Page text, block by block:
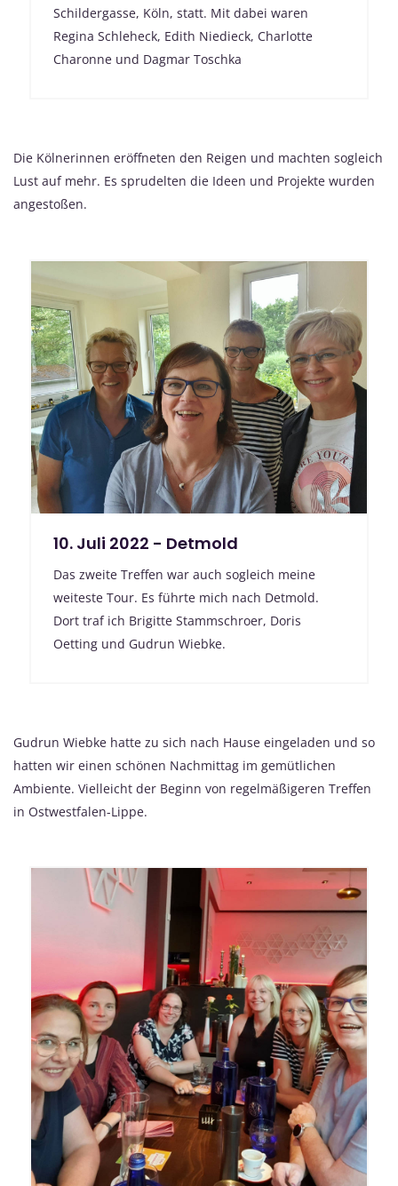
Schildergasse, Köln, statt. Mit dabei waren
Regina Schleheck, Edith Niedieck, Charlotte
Charonne und Dagmar Toschka
Die Kölnerinnen eröffneten den Reigen und machten sogleich
Lust auf mehr. Es sprudelten die Ideen und Projekte wurden
angestoßen.
10. Juli 2022 - Detmold
Das zweite Treffen war auch sogleich meine
weiteste Tour. Es führte mich nach Detmold.
Dort traf ich Brigitte Stammschroer, Doris
Oetting und Gudrun Wiebke.
Gudrun Wiebke hatte zu sich nach Hause eingeladen und so
hatten wir einen schönen Nachmittag im gemütlichen
Ambiente. Vielleicht der Beginn von regelmäßigeren Treffen
in Ostwestfalen-Lippe.